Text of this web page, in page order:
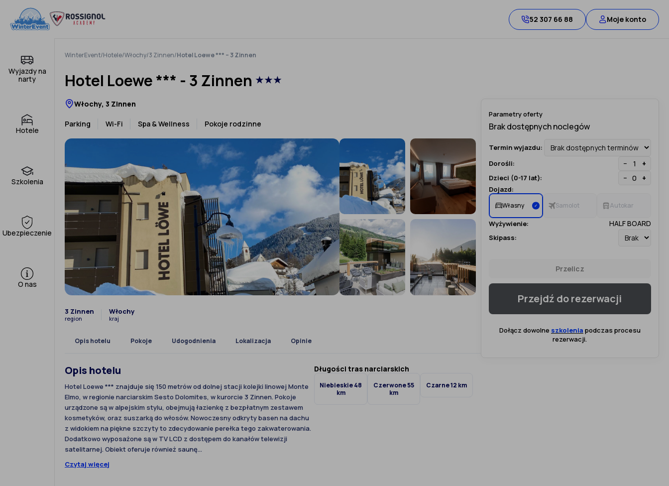
treści
52 307 66 88 Moje konto
Wyjazdy na
narty
Hotele
Szkolenia
Ubezpieczenie
O nas
WinterEvent/Hotele/Włochy/3 Zinnen/Hotel Loewe *** – 3 Zinnen
Hotel Loewe *** - 3 Zinnen ★★★
Włochy, 3 Zinnen
Parking Wi-Fi Spa & Wellness Pokoje rodzinne
‹ ›
3 Zinnen
region
Włochy
kraj
Opis hotelu Pokoje Udogodnienia Lokalizacja Opinie
Opis hotelu
Hotel Loewe *** znajduje się 150 metrów od dolnej stacji kolejki linowej Monte
Elmo, w regionie narciarskim Sesto Dolomites, w kurorcie 3 Zinnen. Pokoje
urządzone są w alpejskim stylu, obejmują łazienkę z bezpłatnym zestawem
kosmetyków, oraz suszarką do włosów. Nowoczesny odkryty basen na dachu
z widokiem na piękne szczyty to zdecydowanie perełka tego zakwaterowania.
Dodatkowo wyposażone są w TV LCD z dostępem do kanałów telewizji
satelitarnej. Obiekt oferuje również saunę...
Czytaj więcej
Długości tras narciarskich
Niebieskie 48
km
Czerwone 55
km
Czarne 12 km
Parametry oferty
Termin wyjazdu:
Dorośli:
− +
Dzieci (0-17 lat): − +
Dojazd:
Własny ✓ Samolot Autokar
Wyżywienie: HALF BOARD
Skipass:
Przelicz
Przejdź do rezerwacji
Dołącz dowolne szkolenia podczas procesu
rezerwacji.